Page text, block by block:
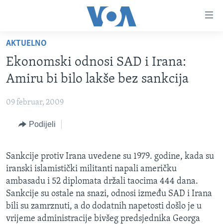
glavni
sadržaj
Pređi
na
glavnu
TV PROGRAM
VIJESTI
SJEDINJENE AMERIČKE DRŽAVE
SVIJET
NAUKA I TEHNOLOGIJA
KORUPCIJA
SLOBODA MEDIJA
ŽENSKA STRANA
IZBJEGLIČKA STRANA
AKTUELNO
Ekonomski odnosi SAD i Irana:
Amiru bi bilo lakše bez sankcija
09 februar, 2009
Podijeli
Sankcije protiv Irana uvedene su 1979. godine, kada su
iranski islamistički militanti napali američku
ambasadu i 52 diplomata držali taocima 444 dana.
Sankcije su ostale na snazi, odnosi između SAD i Irana
bili su zamrznuti, a do dodatnih napetosti došlo je u
vrijeme administracije bivšeg predsjednika Georga